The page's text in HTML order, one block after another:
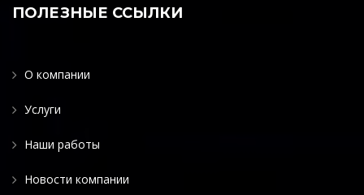
ПОЛЕЗНЫЕ ССЫЛКИ
О компании
Услуги
Наши работы
Новости компании